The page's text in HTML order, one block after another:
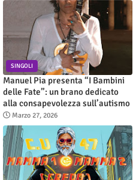
SINGOLI
Manuel Pia presenta “I Bambini
delle Fate”: un brano dedicato
alla consapevolezza sull’autismo
Marzo 27, 2026